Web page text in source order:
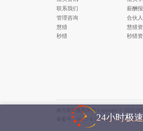
联系我们
管理咨询
慧猎
秒猎
薪酬
合伙
慧猎
秒猎
南方新华版权所有 Copyright © 2023-
备案号：
渝ICP备16001234号-1
24小时极